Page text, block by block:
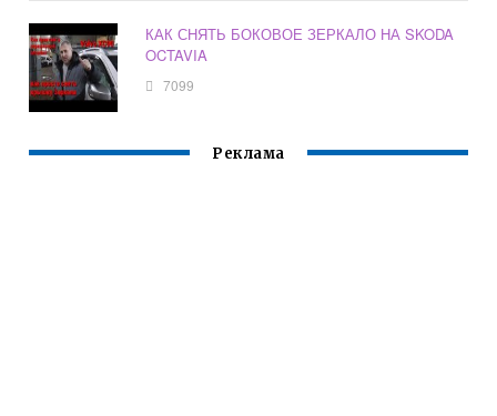
КАК СНЯТЬ БОКОВОЕ ЗЕРКАЛО НА SKODA
OCTAVIA
7099
Реклама